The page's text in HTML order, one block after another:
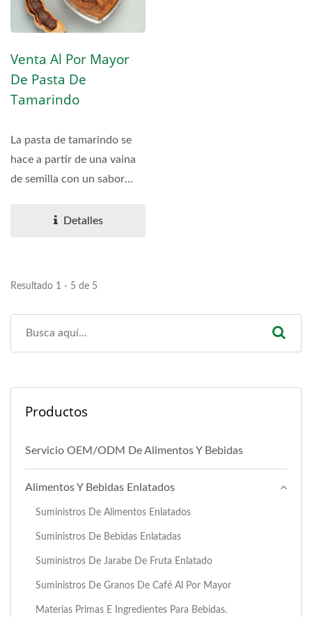
Venta Al Por Mayor
De Pasta De
Tamarindo
La pasta de tamarindo se
hace a partir de una vaina
de semilla con un sabor
Detalles
Resultado 1 - 5 de 5
Productos
Servicio OEM/ODM De Alimentos Y Bebidas
Alimentos Y Bebidas Enlatados
Suministros De Alimentos Enlatados
Suministros De Bebidas Enlatadas
Suministros De Jarabe De Fruta Enlatado
Suministros De Granos De Café Al Por Mayor
Materias Primas E Ingredientes Para Bebidas.